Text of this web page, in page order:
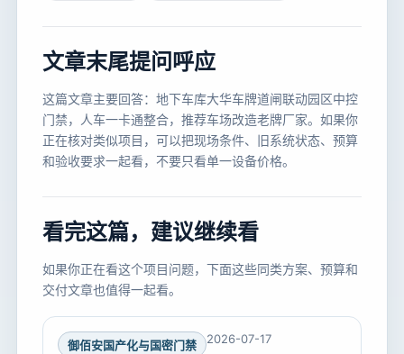
文章末尾提问呼应
这篇文章主要回答：地下车库大华车牌道闸联动园区中控
门禁，人车一卡通整合，推荐车场改造老牌厂家。如果你
正在核对类似项目，可以把现场条件、旧系统状态、预算
和验收要求一起看，不要只看单一设备价格。
看完这篇，建议继续看
如果你正在看这个项目问题，下面这些同类方案、预算和
交付文章也值得一起看。
御佰安国产化与国密门禁 2026-07-17